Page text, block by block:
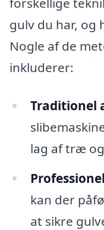
gulv du har, og
Nogle af de
inkluderer:
Traditionel
lag af træ
kan der
at sikre